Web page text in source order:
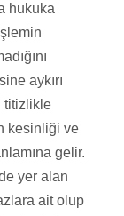
hukuka
aykırı
titizlikle
kesinliği ve
gelir.
yer alan
ait olup